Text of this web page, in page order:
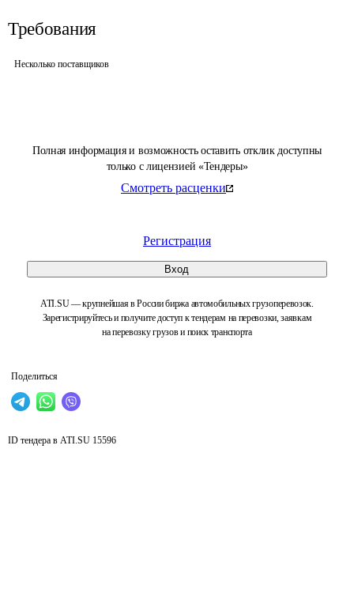
Полная информация и возможность оставить отклик доступны
только с лицензией «Тендеры»
Смотреть расценки
Регистрация
Вход
ATI.SU — крупнейшая в России биржа автомобильных грузоперевозок.
Зарегистрируйтесь и получите доступ к тендерам на перевозки, заявкам
на перевозку грузов и поиск транспорта
Поделиться
Требования
Несколько поставщиков
ID тендера в ATI.SU 15596